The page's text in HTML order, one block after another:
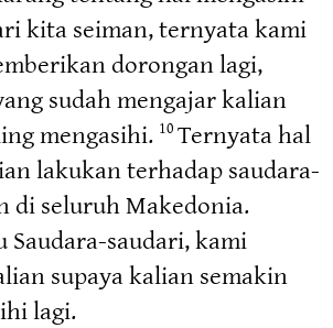
kita seiman, ternyata kami
dorongan lagi,
sudah mengajar kalian
mengasihi. 10 Ternyata hal
lakukan terhadap saudara-
di seluruh Makedonia.
Saudara-saudari, kami
supaya kalian semakin
lagi.